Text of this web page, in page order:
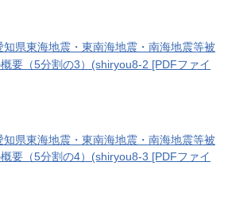
知県東海地震・東南海地震・南海地震等被
要（5分割の3）(shiryou8-2 [PDFファイ
知県東海地震・東南海地震・南海地震等被
要（5分割の4）(shiryou8-3 [PDFファイ